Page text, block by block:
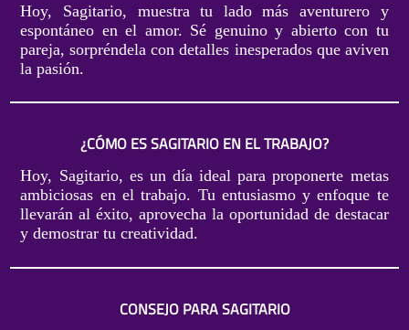
Hoy, Sagitario, muestra tu lado más aventurero y
espontáneo en el amor. Sé genuino y abierto con tu
pareja, sorpréndela con detalles inesperados que aviven
la pasión.
¿CÓMO ES SAGITARIO EN EL TRABAJO?
Hoy, Sagitario, es un día ideal para proponerte metas
ambiciosas en el trabajo. Tu entusiasmo y enfoque te
llevarán al éxito, aprovecha la oportunidad de destacar
y demostrar tu creatividad.
CONSEJO PARA SAGITARIO